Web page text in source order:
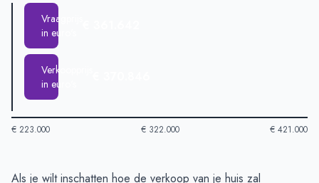
Vraagprijs
in euro's
Verkoopprijs
in euro's
€ 223.000 € 322.000 € 421.000
Huizenprijzen in Nieuw Dordrecht-Afgelopen 3 maanden
Als je wilt inschatten hoe de verkoop van je huis zal